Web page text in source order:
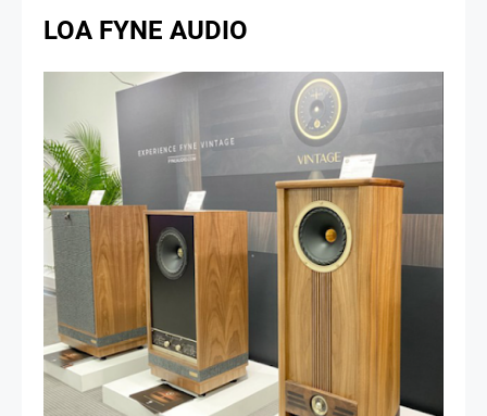
LOA FYNE AUDIO